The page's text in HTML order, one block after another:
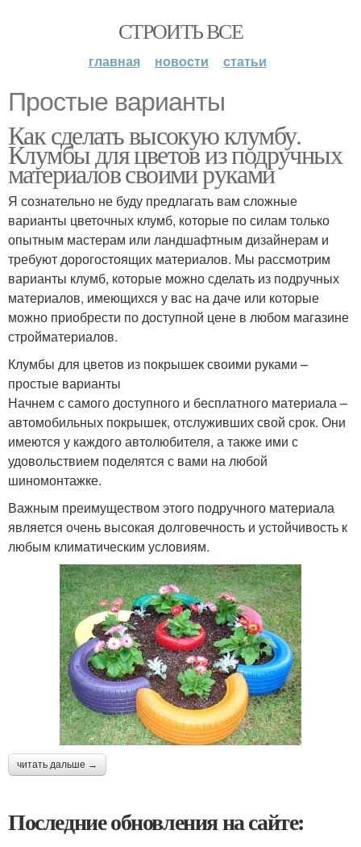
СТРОИТЬ ВСЕ
главная новости статьи
Простые варианты
Как сделать высокую клумбу.
Клумбы для цветов из подручных
материалов своими руками
Я сознательно не буду предлагать вам сложные
варианты цветочных клумб, которые по силам только
опытным мастерам или ландшафтным дизайнерам и
требуют дорогостоящих материалов. Мы рассмотрим
варианты клумб, которые можно сделать из подручных
материалов, имеющихся у вас на даче или которые
можно приобрести по доступной цене в любом магазине
стройматериалов.
Клумбы для цветов из покрышек своими руками –
простые варианты
Начнем с самого доступного и бесплатного материала –
автомобильных покрышек, отслуживших свой срок. Они
имеются у каждого автолюбителя, а также ими с
удовольствием поделятся с вами на любой
шиномонтажке.
Важным преимуществом этого подручного материала
является очень высокая долговечность и устойчивость к
любым климатическим условиям.
читать дальше →
Последние обновления на сайте: